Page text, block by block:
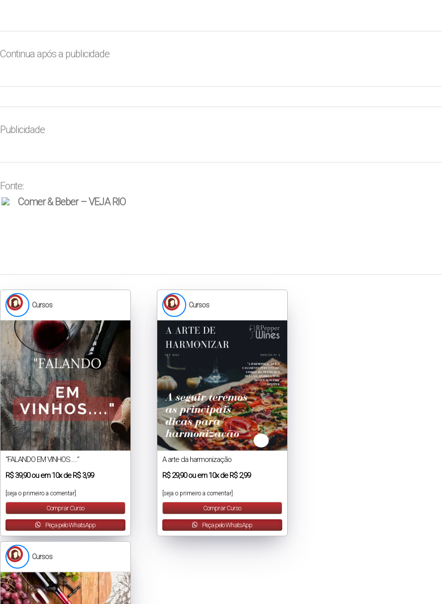
Continua após a publicidade
Publicidade
Fonte:
Comer & Beber – VEJA RIO
Cursos
“FALANDO EM VINHOS…..”
R$39,90ou em10xdeR$ 3,99
[seja o primeiro a comentar]
Comprar Curso
Peça pelo WhatsApp
Cursos
A arte da harmonização
R$29,90ou em10xdeR$ 2,99
[seja o primeiro a comentar]
Comprar Curso
Peça pelo WhatsApp
Cursos